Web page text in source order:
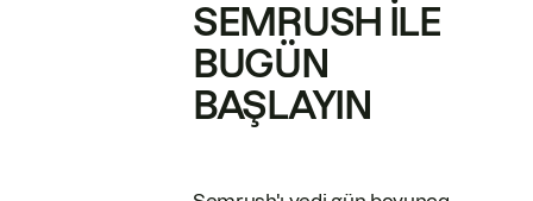
SEMRUSH ILE
BUGÜN
BAŞLAYIN